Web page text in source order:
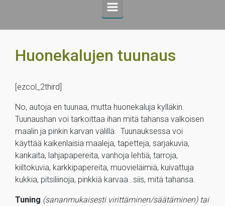
Huonekalujen tuunaus
[ezcol_2third]
No, autoja en tuunaa, mutta huonekaluja kylläkin.
Tuunaushan voi tarkoittaa ihan mitä tahansa valkoisen
maalin ja pinkin karvan välillä. Tuunauksessa voi
käyttää kaikenlaisia maaleja, tapetteja, sarjakuvia,
kankaita, lahjapapereita, vanhoja lehtiä, tarroja,
kiiltokuvia, karkkipapereita, muovieläimiä, kuivattuja
kukkia, pitsiliinoja, pinkkiä karvaa…siis, mitä tahansa.
Tuning (sananmukaisesti virittäminen/säätäminen) tai